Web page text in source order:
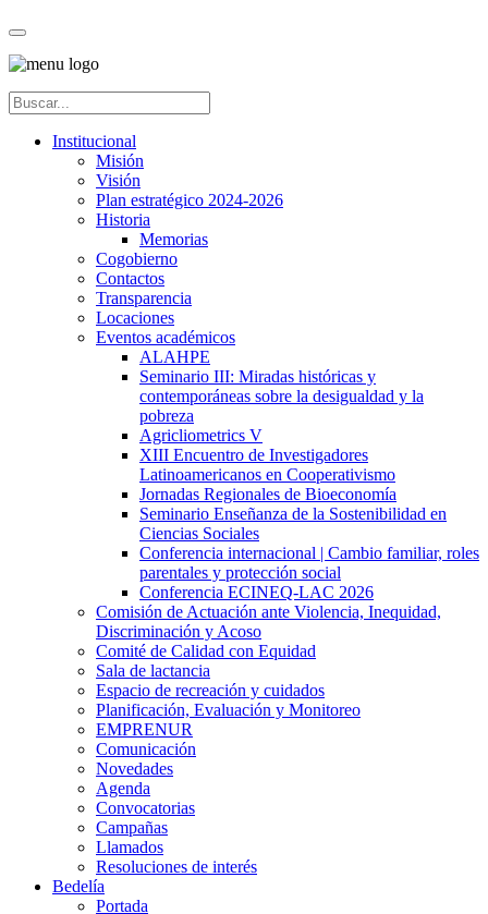
Institucional
Misión
Visión
Plan estratégico 2024-2026
Historia
Memorias
Cogobierno
Contactos
Transparencia
Locaciones
Eventos académicos
ALAHPE
Seminario III: Miradas históricas y
contemporáneas sobre la desigualdad y la
pobreza
Agricliometrics V
XIII Encuentro de Investigadores
Latinoamericanos en Cooperativismo
Jornadas Regionales de Bioeconomía
Seminario Enseñanza de la Sostenibilidad en
Ciencias Sociales
Conferencia internacional | Cambio familiar, roles
parentales y protección social
Conferencia ECINEQ-LAC 2026
Comisión de Actuación ante Violencia, Inequidad,
Discriminación y Acoso
Comité de Calidad con Equidad
Sala de lactancia
Espacio de recreación y cuidados
Planificación, Evaluación y Monitoreo
EMPRENUR
Comunicación
Novedades
Agenda
Convocatorias
Campañas
Llamados
Resoluciones de interés
Bedelía
Portada